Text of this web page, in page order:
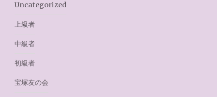
Uncategorized
上級者
中級者
初級者
宝塚友の会